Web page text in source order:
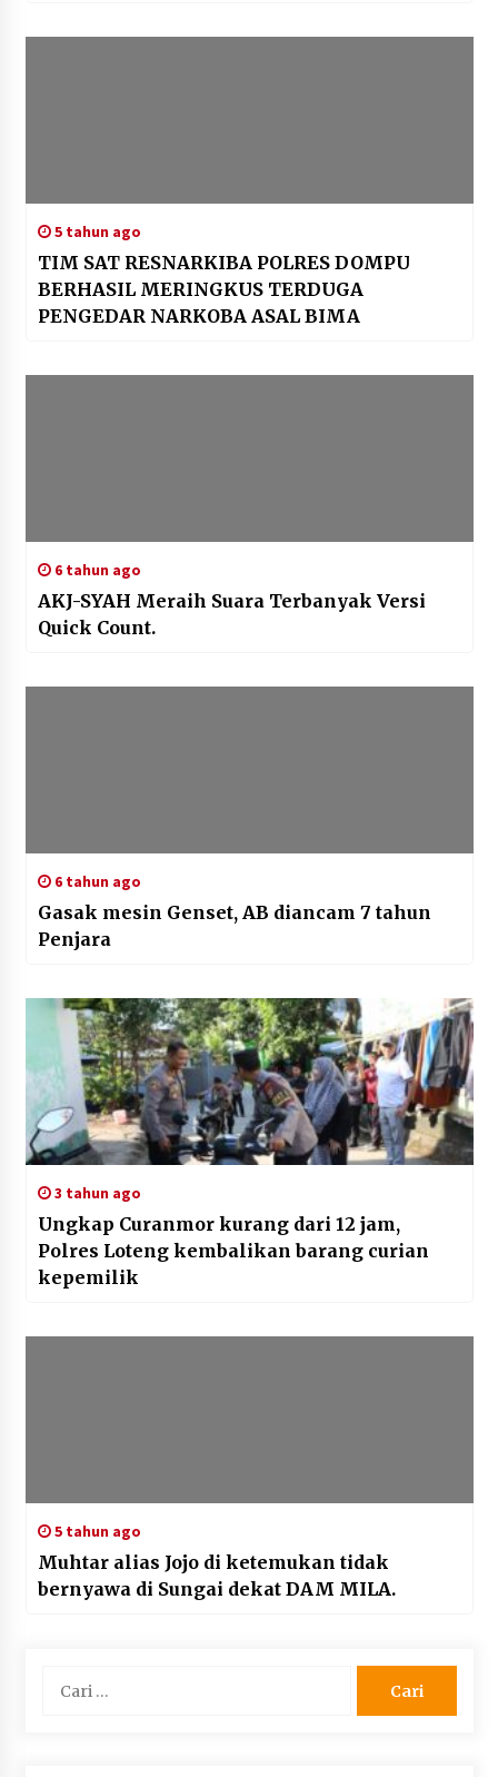
5 tahun ago
TIM SAT RESNARKIBA POLRES DOMPU
BERHASIL MERINGKUS TERDUGA
PENGEDAR NARKOBA ASAL BIMA
6 tahun ago
AKJ-SYAH Meraih Suara Terbanyak Versi
Quick Count.
6 tahun ago
Gasak mesin Genset, AB diancam 7 tahun
Penjara
3 tahun ago
Ungkap Curanmor kurang dari 12 jam,
Polres Loteng kembalikan barang curian
kepemilik
5 tahun ago
Muhtar alias Jojo di ketemukan tidak
bernyawa di Sungai dekat DAM MILA.
untuk: